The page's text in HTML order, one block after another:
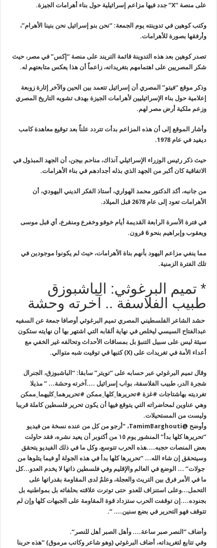
على منصة “X” جدد فيها مزاعم إسرائيلية حول بناء أهرامات الجيزة.
وكتب كوهين في تدوينته يوم الجمعة: “نحن بنو إسرائيل نحن بنينا الأهرام”،
وأرفقها بصورة للأهرامات.
تصدر كوهين بعد هذه التدوينة قائمة التريند على منصة “إكس” في مصر، حيث
شكر المصريين على اهتمامهم بتغريداته، زاعماً أن هذا يعكس متابعتهم له.
وذكر موقع “فيتو” المصري أن إسرائيل تتعمد بين الحين والآخر إثارة زوبعة
إعلامية حول بناء الإسرائيليين لأهرامات الجيزة بهدف تشويه التاريخ المصري
وزعم ملكية أرض مصر لهم.
وأشار الموقع إلى أن هذه المزاعم بدأت تتردد علناً بعد توقيع معاهدة كامب
ديفيد في عام 1978
.
حيث ذكر رئيس الوزراء الإسرائيلي آنذاك، مناحم بيجن، أن الجهد المبذول في
الاتفاقية كان أكبر من الجهد الذي بذله أجدادهم في بناء الأهرامات.
من جانبه، أكد الدكتور محمد الهواري، أستاذ الفكر الديني اليهودي، أن
الأهرامات تعود إلى عام 2678 قبل الميلاد
.
في فترة الأسرة الرابعة القديمة أيام خوفو وخفرع ومنقرع، أي قبل موسى
ويعقوب وإبراهيم بنحو 6 قرون
.
مما ينفي مزاعم اليهود بأنهم بناة الأهرامات، حيث لم يكونوا موجودين في
تلك الفترة الزمنية.
* تميم البرغوثي: الباشبوزق
طبيب الفلاسفة .. آخرته وحشة
حشد الشاعر الفلسطيني المصري تميم البرغوثي أوصافا جمعة عن السفيه
عبدالفتاح السيسي ليخلص في نهاية ألقابه التي اشتهر بها أن نهايته ستكون
سيئة ليس على سبيل التنبؤ بل بمساقات الأحداث وتحالفه غير الخفي مع
أعداء الأمة في تغريدات على (X) كتبها في توقيت شبه متوالي.
وقال تميم البرغوثي عبر حسابه على “تويتر” سابقا: “الباشبوزق، الجنرال
شجرة الدر، طبيب الفلاسفة، بواب إسرائيل ….آخرته وحشة… ” مذيلا
تغرديته بهاشتاجات #غزة #تحريرها_كلها_ممكن #تحريرهما_كليهما_ممكن
وهي عناوين لمحاضراته التي يتوقع فيها أن يكون تحرير فلسطين كاملة قريبا
وليست من المستحيلات.
وأوضح @TamimBarghouti ،“أرجو من كل من عنده نسخة من فيديو
“تحريرها كلها
بدأ” المنشور يوم ١٥ من أكتوبر أن يعيد نشره، فقد حاولت
بعض المنصات حجبه….هذه الحرب تتوسع، وكل ما في ذلك الفيديو يتحقق
وسيتحقق إن شاء الله… “تحريرها كلها بدأ في هذه الجولة أو فيما يتلوها من
جولات” … الوضع في العالم والإقليم وفي فلسطين ذاتها لا يخدم العدو…كل
ما في الأمر فرق بين التريث والعجلة، وعلمٌ لدى المقاومة بقدراتها على
التحمل…وعلى استنزاف للعدو حتى توترت علاقته بحلفائه بل بمواطنيه بل
بجنوده….إن توقفت الحرب ستزداد قوة المقاومة على الجبهات كلها وإن لم
تتوقف فهو التحرير في بضع سنين…. “.
وأضاف “النصر صبر ساعة…. وأهل الصبر أهل للنصر“.
وفي تتابع لتغريداته، أضاف البرغوثي (وهو شاعر وكاتب مرموق) “هذه حربنا